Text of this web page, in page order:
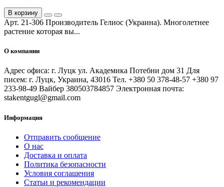
В корзину
Арт. 21-306 Производитель Гелиос (Украина). Многолетнее
растение которая вы...
О компании
Адрес офиса: г. Луцк ул. Академика Потебни дом 31 Для
писем: г. Луцк, Украина, 43016 Тел. +380 50 378-48-57 +380 97
233-98-49 Вайбер 380503784857 Электронная почта:
stakentgugl@gmail.com
Информация
Отправить сообщение
О нас
Доставка и оплата
Политика безопасности
Условия соглашения
Статьи и рекомендации